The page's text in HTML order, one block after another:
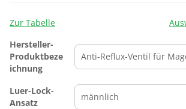
Zur Tabelle
Hersteller-
Produktbeze
ichnung
Luer-Lock-
Ansatz